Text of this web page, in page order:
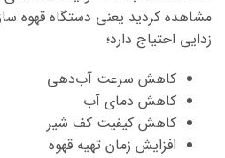
مشاهده کردید یعنی دستگاه قهوه
زدایی احتیاج دارد؛
کاهش سرعت آب‌دهی
کاهش دمای آب
کاهش کیفیت کف شیر
افزایش زمان تهیه قهوه